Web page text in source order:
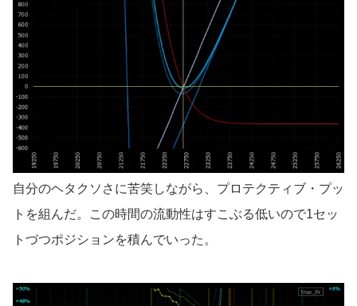
自分のヘタクソさに苦笑しながら、プロテクティブ・プッ
トを組んだ。この時間の流動性はすこぶる低いので1セッ
トづつポジションを積んでいった。